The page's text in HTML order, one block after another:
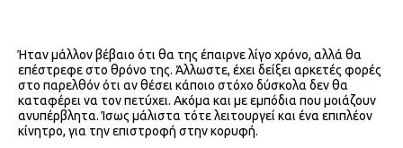
Ήταν μάλλον βέβαιο ότι θα της έπαιρνε λίγο χρόνο, αλλά θα
επέστρεφε στο θρόνο της. Άλλωστε, έχει δείξει αρκετές φορές
στο παρελθόν ότι αν θέσει κάποιο στόχο δύσκολα δεν θα
καταφέρει να τον πετύχει. Ακόμα και με εμπόδια που μοιάζουν
ανυπέρβλητα. Ίσως μάλιστα τότε λειτουργεί και ένα επιπλέον
κίνητρο, για την επιστροφή στην κορυφή.